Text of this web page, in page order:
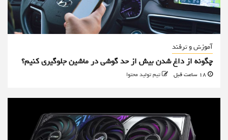
آموزش و ترفند
چگونه از داغ شدن بیش از حد گوشی در ماشین جلوگیری کنیم؟
تیم تولید محتوا